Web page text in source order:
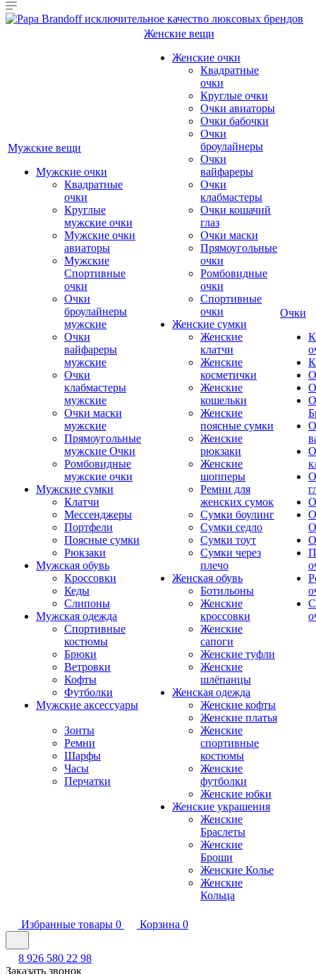
Мужские вещи
Мужские очки
Квадратные
очки
Круглые
мужские очки
Мужские очки
авиаторы
Мужские
Спортивные
очки
Очки
броулайнеры
мужские
Очки
вайфареры
мужские
Очки
клабмастеры
мужские
Очки маски
мужские
Прямоугольные
мужские Очки
Ромбовидные
мужские очки
Мужские сумки
Клатчи
Мессенджеры
Портфели
Поясные сумки
Рюкзаки
Мужская обувь
Кроссовки
Кеды
Слипоны
Мужская одежда
Спортивные
костюмы
Брюки
Ветровки
Кофты
Футболки
Мужские аксессуары
Зонты
Ремни
Шарфы
Часы
Перчатки
Женские вещи
Женские очки
Квадратные
очки
Круглые очки
Очки авиаторы
Очки бабочки
Очки
броулайнеры
Очки
вайфареры
Очки
клабмастеры
Очки кошачий
глаз
Очки маски
Прямоугольные
очки
Ромбовидные
очки
Спортивные
очки
Женские сумки
Женские
клатчи
Женские
косметички
Женские
кошельки
Женские
поясные сумки
Женские
рюкзаки
Женские
шопперы
Ремни для
женских сумок
Сумки боулинг
Сумки седло
Сумки тоут
Сумки через
плечо
Женская обувь
Ботильоны
Женские
кроссовки
Женские
сапоги
Женские туфли
Женские
шлёпанцы
Женская одежда
Женские кофты
Женские платья
Женские
спортивные
костюмы
Женские
футболки
Женские юбки
Женские украшения
Женские
Браслеты
Женские
Броши
Женские Колье
Женские
Кольца
Очки
Избранные товары 0 Корзина 0
8 926 580 22 98
Заказать звонок